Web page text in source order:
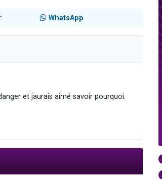
WhatsApp
et jaurais aimé savoir pourquoi.